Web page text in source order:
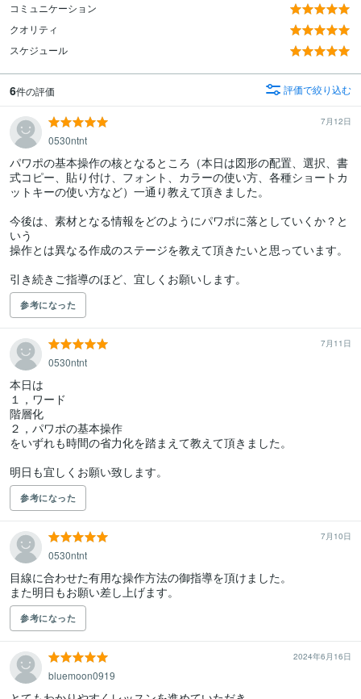
コミュニケーション
クオリティ
スケジュール
6件の評価 評価で絞り込む
7月12日
0530ntnt
パワポの基本操作の核となるところ（本日は図形の配置、選択、書
式コピー、貼り付け、フォント、カラーの使い方、各種ショートカ
ットキーの使い方など）一通り教えて頂きました。
今後は、素材となる情報をどのようにパワポに落としていくか？と
いう
操作とは異なる作成のステージを教えて頂きたいと思っています。
引き続きご指導のほど、宜しくお願いします。
参考になった
7月11日
0530ntnt
本日は
１，ワード
階層化
２，パワポの基本操作
をいずれも時間の省力化を踏まえて教えて頂きました。
明日も宜しくお願い致します。
参考になった
7月10日
0530ntnt
目線に合わせた有用な操作方法の御指導を頂けました。
また明日もお願い差し上げます。
参考になった
2024年6月16日
bluemoon0919